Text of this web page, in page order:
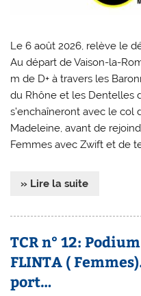
Le 6 août 2026, relève le
Au départ de Vaison-la-
m de D+ à travers les
du Rhône et les Dentelles
s’enchaîneront avec le col
Madeleine, avant de
Femmes avec Zwift et de
» Lire la suite
TCR n° 12:
FLINTA (
port…